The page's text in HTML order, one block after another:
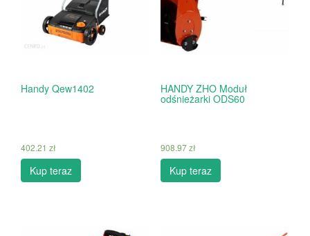
Handy Qew1402
402.21 zł
Kup teraz
HANDY ZHO Moduł
odśnieżarki ODS60
908.97zł
Kup teraz